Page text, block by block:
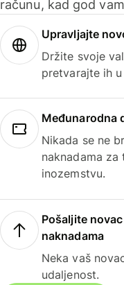
računu, kad god
Upravljajte
Držite svoje
pretvarajte ih
Međunarodna
Nikada se ne
naknadama
inozemstvu.
Pošaljite
naknadama
Neka vaš
udaljenost.